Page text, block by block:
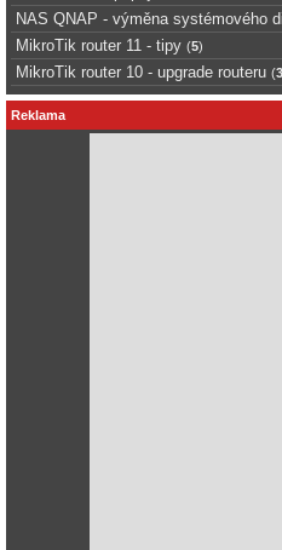
NAS QNAP - výměna systémového
MikroTik router 11 - tipy (5)
MikroTik router 10 - upgrade routeru (3
Reklama